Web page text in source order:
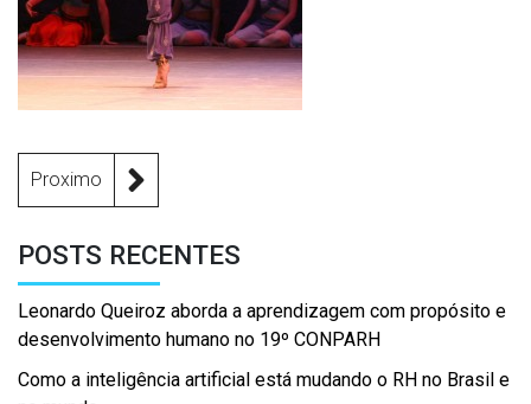
Proximo
POSTS RECENTES
Leonardo Queiroz aborda a aprendizagem com propósito e
desenvolvimento humano no 19º CONPARH
Como a inteligência artificial está mudando o RH no Brasil e